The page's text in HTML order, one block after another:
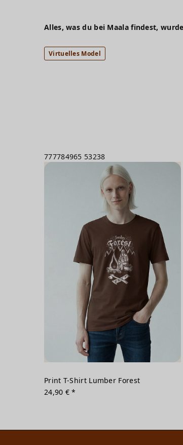
Alles, was du bei Maala findest,
Virtuelles Model
777784965 53238
Print T-Shirt Lumber Forest
24,90 € *